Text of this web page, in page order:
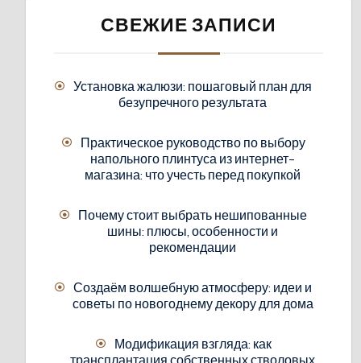
СВЕЖИЕ ЗАПИСИ
Установка жалюзи: пошаговый план для
безупречного результата
Практическое руководство по выбору
напольного плинтуса из интернет-
магазина: что учесть перед покупкой
Почему стоит выбрать нешипованные
шины: плюсы, особенности и
рекомендации
Создаём волшебную атмосферу: идеи и
советы по новогоднему декору для дома
Модификация взгляда: как